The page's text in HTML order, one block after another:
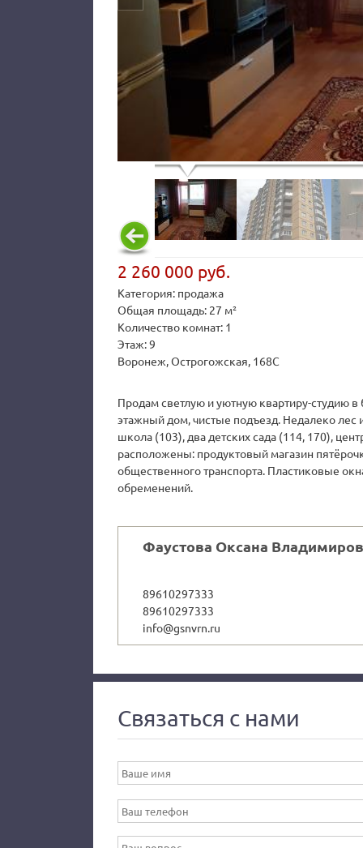
2 260 000 руб.
Категория: продажа
Общая площадь: 27 м²
Количество комнат: 1
Этаж: 9
Воронеж, Острогожская, 168С
Продам светлую и уютную квартиру-студию
этажный дом, чистые подъезд. Недалеко лес
школа (103), два детских сада (114, 170),
расположены: продуктовый магазин
общественного транспорта. Пластиковые
обременений.
Фаустова Оксана
89610297333
89610297333
info@gsnvrn.ru
Связаться с нами